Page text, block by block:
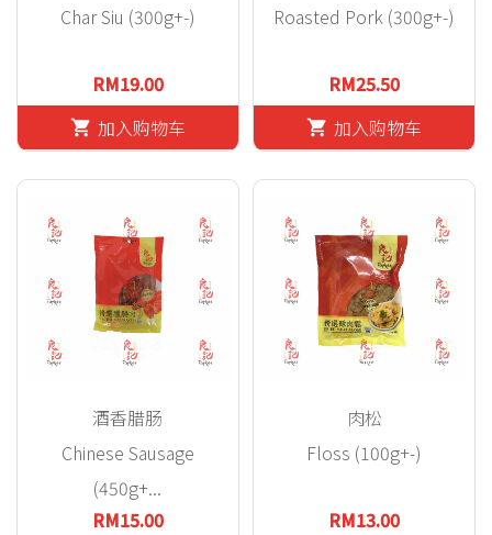
Char Siu (300g+-)
RM19.00
shopping_cart 加入购物车
Roasted Pork (300g+-)
RM25.50
shopping_cart 加入购物车
酒香腊肠
Chinese Sausage
(450g+...
RM15.00
肉松
Floss (100g+-)
RM13.00